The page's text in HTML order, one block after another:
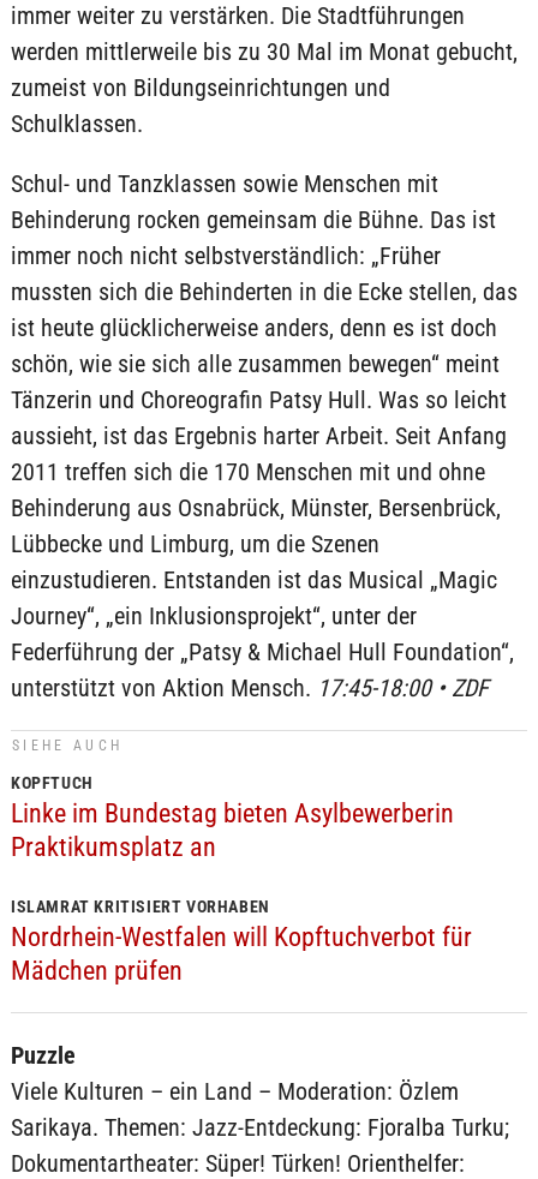
immer weiter zu verstärken. Die Stadtführungen
werden mittlerweile bis zu 30 Mal im Monat gebucht,
zumeist von Bildungseinrichtungen und
Schulklassen.
Schul- und Tanzklassen sowie Menschen mit
Behinderung rocken gemeinsam die Bühne. Das ist
immer noch nicht selbstverständlich: „Früher
mussten sich die Behinderten in die Ecke stellen, das
ist heute glücklicherweise anders, denn es ist doch
schön, wie sie sich alle zusammen bewegen“ meint
Tänzerin und Choreografin Patsy Hull. Was so leicht
aussieht, ist das Ergebnis harter Arbeit. Seit Anfang
2011 treffen sich die 170 Menschen mit und ohne
Behinderung aus Osnabrück, Münster, Bersenbrück,
Lübbecke und Limburg, um die Szenen
einzustudieren. Entstanden ist das Musical „Magic
Journey“, „ein Inklusionsprojekt“, unter der
Federführung der „Patsy & Michael Hull Foundation“,
unterstützt von Aktion Mensch. 17:45-18:00 • ZDF
SIEHE AUCH
KOPFTUCH
Linke im Bundestag bieten Asylbewerberin
Praktikumsplatz an
ISLAMRAT KRITISIERT VORHABEN
Nordrhein-Westfalen will Kopftuchverbot für
Mädchen prüfen
Puzzle
Viele Kulturen – ein Land – Moderation: Özlem
Sarikaya. Themen: Jazz-Entdeckung: Fjoralba Turku;
Dokumentartheater: Süper! Türken! Orienthelfer: